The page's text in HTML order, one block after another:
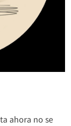
ahora no se